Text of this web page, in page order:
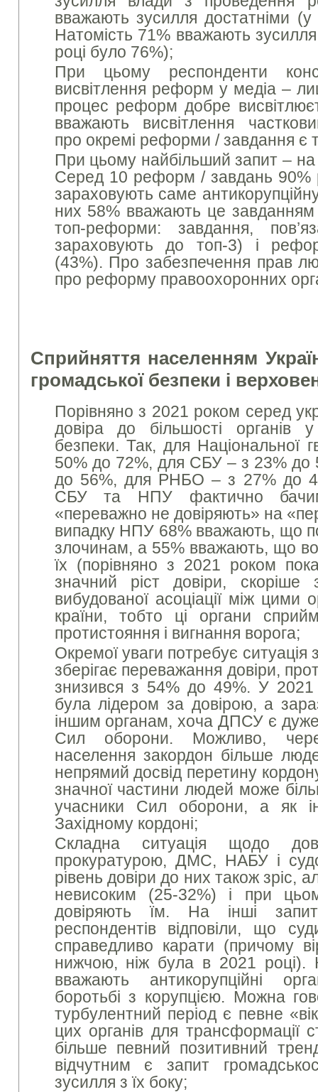
вважають зусилля достатніми
Натомість 71% вважають
році було 76%);
При цьому респонденти
висвітлення реформ у медіа –
процес реформ добре
вважають висвітлення
про окремі реформи / завдання є
При цьому найбільший запит – на
Серед 10 реформ / завдань 90%
зараховують саме
них 58% вважають це
топ-реформи: завдання,
зараховують до топ-3) і
(43%). Про забезпечення прав
про реформу правоохоронних
Сприйняття населенням
громадської безпеки і
Порівняно з 2021 роком серед
довіра до більшості органів у
безпеки. Так, для Національної
50% до 72%, для СБУ – з 23%
до 56%, для РНБО – з 27% до
СБУ та НПУ фактично
«переважно не довіряють» на
випадку НПУ 68% вважають, що
злочинам, а 55% вважають, що
їх (порівняно з 2021 роком
значний ріст довіри,
вибудованої асоціації між
країни, тобто ці органи
протистояння і вигнання ворога;
Окремої уваги потребує
зберігає переважання довіри,
знизився з 54% до 49%. У
була лідером за довірою, а
іншим органам, хоча ДПСУ є
Сил оборони. Можливо,
населення закордон більше
непрямий досвід перетину
значної частини людей може
учасники Сил оборони, а як
Західному кордоні;
Складна ситуація щодо
прокуратурою, ДМС, НАБУ і
рівень довіри до них також зріс,
невисоким (25-32%) і при
довіряють їм. На інші
респондентів відповіли, що
справедливо карати (причому
нижчою, ніж була в 2021 році).
вважають антикорупційні
боротьбі з корупцією. Можна
турбулентний період є певне
цих органів для трансформації
більше певний позитивний
відчутним є запит
зусилля з їх боку;